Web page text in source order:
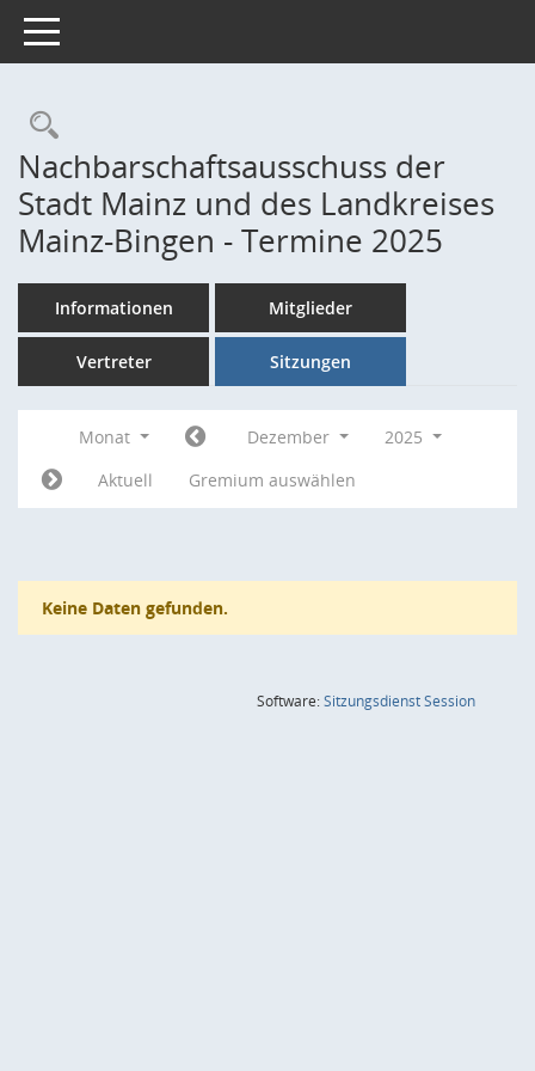
Toggle navigation
Rechercheauswahl
Nachbarschaftsausschuss der
Stadt Mainz und des Landkreises
Mainz-Bingen - Termine 2025
Informationen Mitglieder
Vertreter Sitzungen
Monat Dezember
2025
Aktuell
Gremium auswählen
Keine Daten gefunden.
Software:SitzungsdienstSession(Wird in